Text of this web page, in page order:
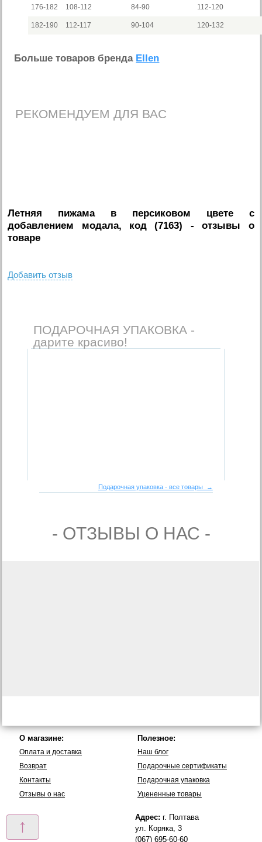
176-182 108-112 84-90 112-120
182-190 112-117 90-104 120-132
Больше товаров бренда Ellen
РЕКОМЕНДУЕМ ДЛЯ ВАС
Летняя пижама в персиковом цвете с
добавлением модала, код (7163) - отзывы о
товаре
Добавить отзыв
ПОДАРОЧНАЯ УПАКОВКА -
дарите красиво!
Подарочная упаковка - все товары →
- ОТЗЫВЫ О НАС -
↑
О магазине:
Оплата и доставка
Возврат
Контакты
Отзывы о нас
Полезное:
Наш блог
Подарочные сертификаты
Подарочная упаковка
Уцененные товары
Адрес: г. Полтава
ул. Коряка, 3
(067) 695-60-60